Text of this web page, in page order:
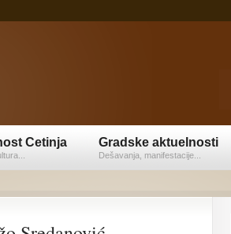
Cetinja Gradske aktuelnosti
Dešavanja, manifestacije...